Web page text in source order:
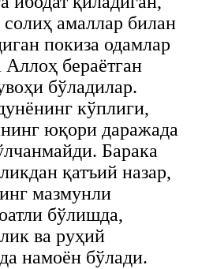
солиҳ амаллар билан
покиза одамлар
Аллоҳ бераётган
бўладилар.
кўплиги,
юқори даражада
Барака
қатъий назар,
мазмунли
бўлишда,
ва руҳий
намоён бўлади.